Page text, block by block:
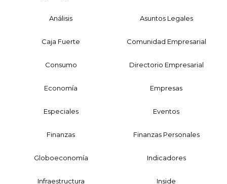
Análisis Asuntos Legales
Caja Fuerte Comunidad Empresarial
Consumo Directorio Empresarial
Economía Empresas
Especiales Eventos
Finanzas Finanzas Personales
Globoeconomía Indicadores
Infraestructura Inside